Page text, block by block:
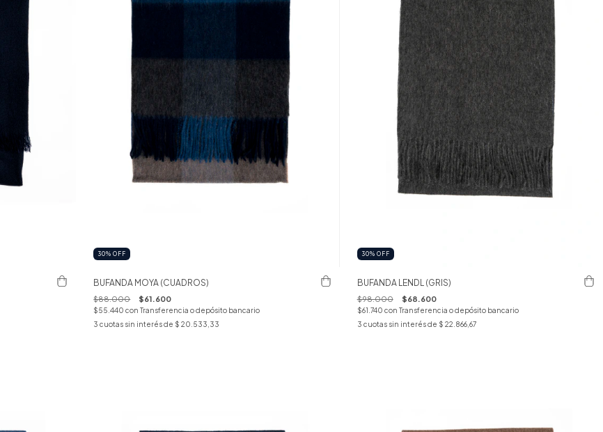
30%OFF
BUFANDA MOYA (CUADROS)
$88.000 $61.600
$55.440con Transferencia o depósito bancario
3 cuotas sin interés de $ 20.533,33
30% OFF
BUFANDA LENDL (GRIS)
$98.000 $68.600
$61.740 con Transferencia o depósito bancario
3 cuotas sin interés de $ 22.866,67